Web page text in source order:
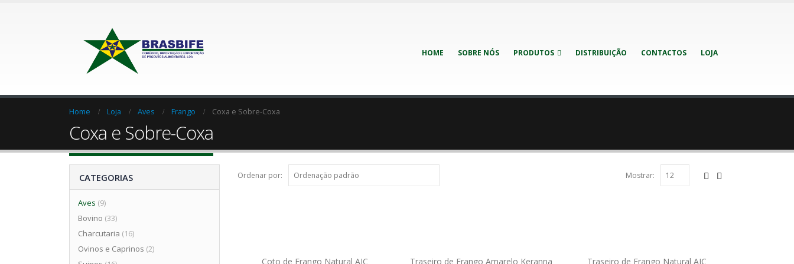
HOME SOBRE NÓS PRODUTOS DISTRIBUIÇÃO CONTACTOS LOJA
Home Loja Aves Frango Coxa e Sobre-Coxa
Coxa e Sobre-Coxa
Ordenar por: Mostrar:
Coto de Frango Natural AJC Traseiro de Frango Amarelo Keranna Traseiro de Frango Natural AJC
CATEGORIAS
Aves (9)
Bovino (33)
Charcutaria (16)
Ovinos e Caprinos (2)